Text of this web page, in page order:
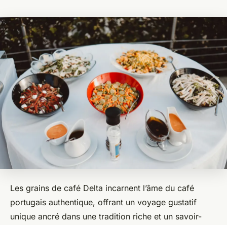
Les grains de café Delta incarnent l’âme du café
portugais authentique, offrant un voyage gustatif
unique ancré dans une tradition riche et un savoir-